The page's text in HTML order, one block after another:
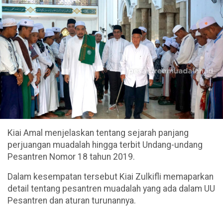
Kiai Amal menjelaskan tentang sejarah panjang
perjuangan muadalah hingga terbit Undang-undang
Pesantren Nomor 18 tahun 2019.
Dalam kesempatan tersebut Kiai Zulkifli memaparkan
detail tentang pesantren muadalah yang ada dalam UU
Pesantren dan aturan turunannya.